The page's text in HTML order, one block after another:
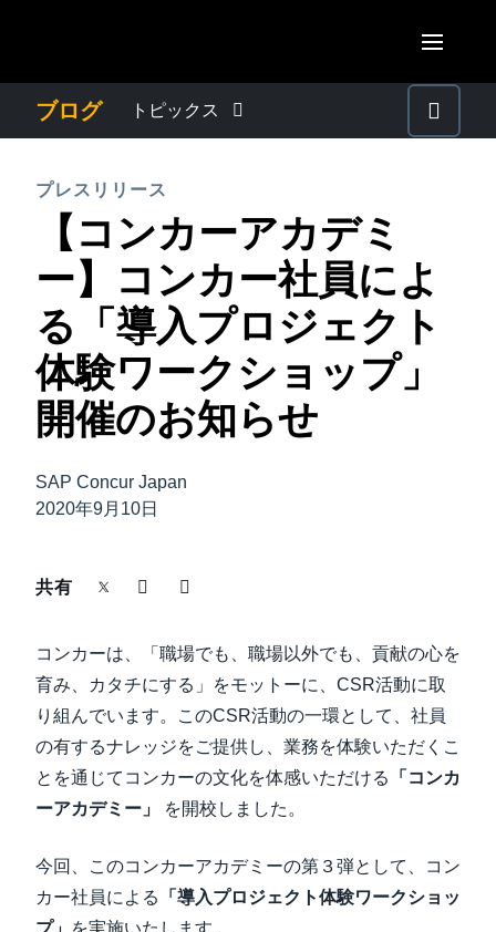
AMERICAS
Canada (Français)
México (Español)
Brasil (Português)
United Kingdom (English)
France (Français)
Deutschland (Deutsch)
Italia (Italiano)
Nederlands (English)
Norway (English)
ASIA PACIFIC
Australia (English)
India (English)
日本（日本語)
Singapore (English)
ブログ トピックス
プレスリリース
電子帳簿保存法・インボイス制度
経理・総務の豆知識
出張・経費管理トレンド
中堅・中小企業
サステナビリティ
働きかた改革
プレスリリース
【コンカーアカデミ
ー】コンカー社員によ
る「導入プロジェクト
体験ワークショップ」
開催のお知らせ
SAP Concur Japan
2020年9月10日
共有
コンカーは、「職場でも、職場以外でも、貢献の心を
育み、カタチにする」をモットーに、CSR活動に取
り組んでいます。このCSR活動の一環として、社員
の有するナレッジをご提供し、業務を体験いただくこ
とを通じてコンカーの文化を体感いただける
「コンカ
ーアカデミー」
を開校しました。
今回、このコンカーアカデミーの第３弾として、コン
カー社員による
「導入プロジェクト体験ワークショッ
プ」 を実施いたします。